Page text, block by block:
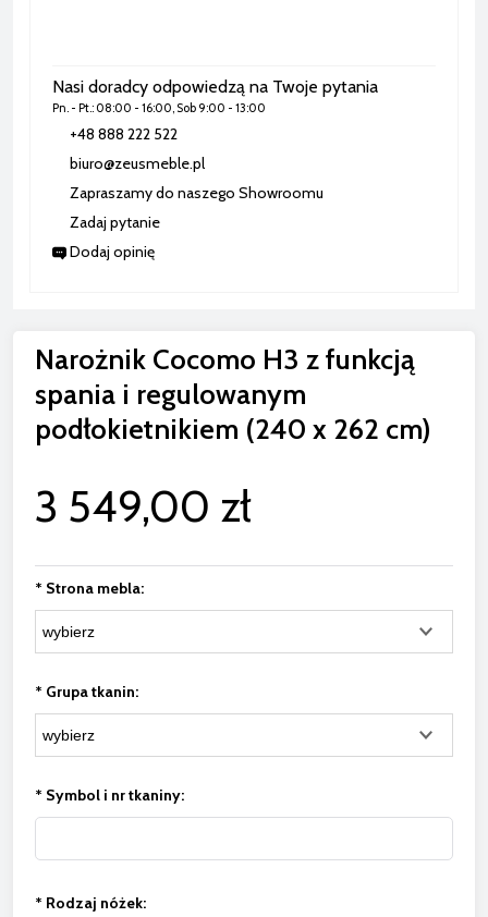
Nasi doradcy odpowiedzą na Twoje pytania
Pn. - Pt.: 08:00 - 16:00, Sob 9:00 - 13:00
+48 888 222 522
biuro@zeusmeble.pl
Zapraszamy do naszego Showroomu
Zadaj pytanie
Dodaj opinię
Narożnik Cocomo H3 z funkcją
spania i regulowanym
podłokietnikiem (240 x 262 cm)
3 549,00 zł
* Strona mebla:
* Grupa tkanin:
* Symbol i nr tkaniny:
* Rodzaj nóżek: